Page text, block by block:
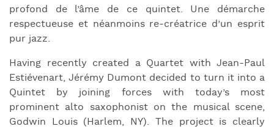
profond de l’âme de ce quintet. Une démarche
respectueuse et néanmoins re-créatrice d’un esprit
pur jazz.
Having recently created a Quartet with Jean-Paul
Estiévenart, Jérémy Dumont decided to turn it into a
Quintet by joining forces with today’s most
prominent alto saxophonist on the musical scene,
Godwin Louis (Harlem, NY). The project is clearly